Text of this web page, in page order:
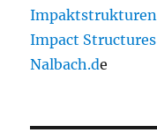
Impaktstrukturen
Impact Structures
Nalbach.de